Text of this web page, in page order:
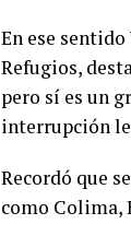
En ese
Refugios,
pero sí es un
interrupción
Recordó que
como Colima,